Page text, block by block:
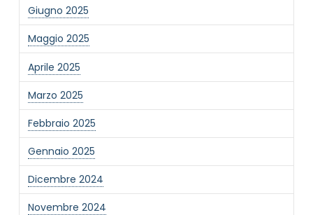
Giugno 2025
Maggio 2025
Aprile 2025
Marzo 2025
Febbraio 2025
Gennaio 2025
Dicembre 2024
Novembre 2024
NOME STRUTTURA*
MAIL REFERENTE*